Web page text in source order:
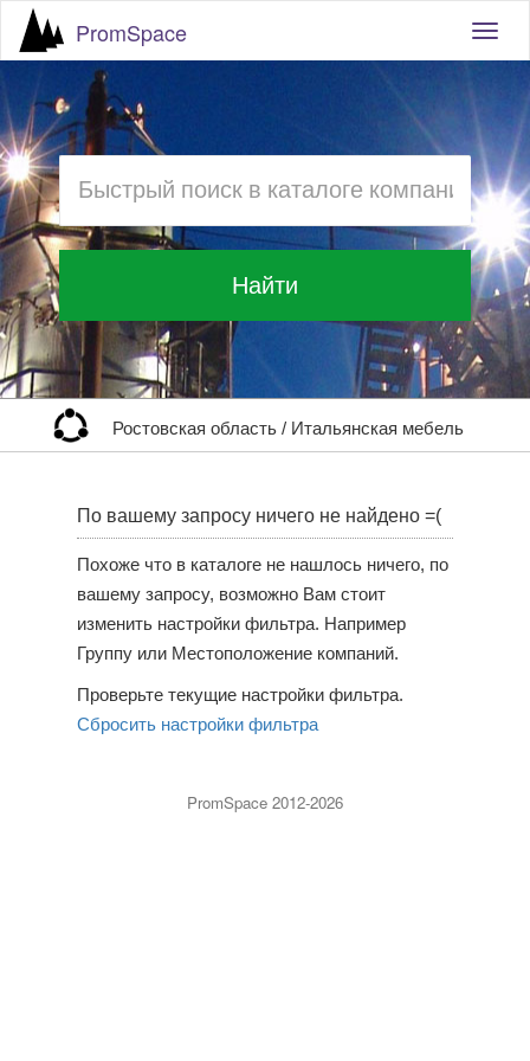
PromSpace
Найти
Ростовская область / Итальянская мебель
По вашему запросу ничего не найдено =(
Похоже что в каталоге не нашлось ничего, по
вашему запросу, возможно Вам стоит
изменить настройки фильтра. Например
Группу или Местоположение компаний.
Проверьте текущие настройки фильтра.
Сбросить настройки фильтра
PromSpace 2012-2026